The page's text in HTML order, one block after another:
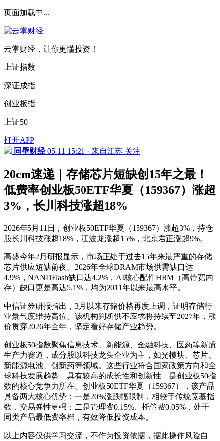
页面加载中...
云掌财经，让你更懂投资！
上证指数
深证成指
创业板指
上证50
打开APP
同壁财经 05-11 15:21 · 来自江苏 关注
20cm速递｜存储芯片短缺创15年之最！
低费率创业板50ETF华夏（159367）涨超
3%，长川科技涨超18%
2026年5月11日，创业板50ETF华夏（159367）涨超3%，持仓
股长川科技涨超18%，江波龙涨超15%，北京君正涨超9%。
高盛今年2月研报显示，市场正处于过去15年来最严重的存储
芯片供应短缺前夜。2026年全球DRAM市场供需缺口达
4.9%，NANDFlash缺口达4.2%，AI核心配件HBM（高带宽内
存）缺口更是高达5.1%，均为2011年以来最高水平。
中信证券研报指出，3月以来存储价格再度上调，证明存储行
业景气度维持高位。该机构判断供不应求将持续至2027年，涨
价贯穿2026年全年，坚定看好存储产业趋势。
创业板50指数聚焦信息技术、新能源、金融科技、医药等新质
生产力赛道，成分股以科技龙头企业为主，如光模块、芯片、
新能源电池、创新药等领域。这些行业符合国家政策方向和全
球科技发展趋势，具有较高的成长性和创新性，是创业板50指
数的核心竞争力所在。创业板50ETF华夏（159367），该产品
具备两大核心优势：一是20%涨跌幅限制，相较于传统宽基指
数，交易弹性更强；二是管理费0.15%、托管费0.05%，处于
同类产品最低费率档，有效降低投资成本。
以上内容仅供学习交流，不作为投资依据，据此操作风险自